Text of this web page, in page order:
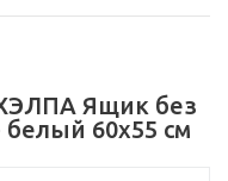
ХЭЛПА Ящик без
60x55 см